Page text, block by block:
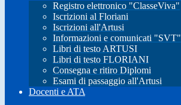
Registro elettronico "ClasseViva"
Iscrizioni al Floriani
Iscrizioni all'Artusi
Informazioni e comunicati "SVT"
Libri di testo ARTUSI
Libri di testo FLORIANI
Consegna e ritiro Diplomi
Esami di passaggio all'Artusi
Docenti e ATA